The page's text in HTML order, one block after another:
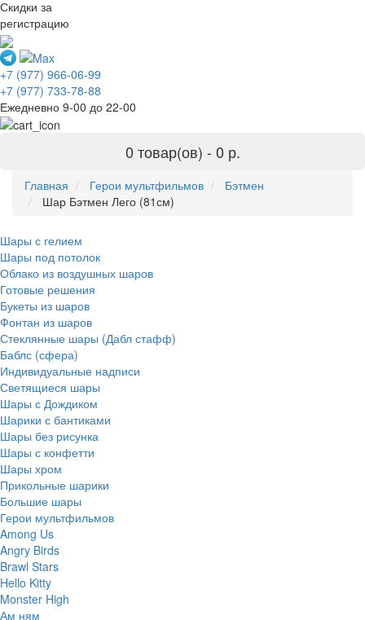
Скидки за
регистрацию
+7 (977) 966-06-99
+7 (977) 733-78-88
Ежедневно 9-00 до 22-00
0 товар(ов) - 0 р.
Главная Герои мультфильмов
Бэтмен
Шар Бэтмен Лего (81см)
Шары с гелием
Шары под потолок
Облако из воздушных шаров
Готовые решения
Букеты из шаров
Фонтан из шаров
Стеклянные шары (Дабл стафф)
Баблс (сфера)
Индивидуальные надписи
Светящиеся шары
Шары с Дождиком
Шарики с бантиками
Шары без рисунка
Шары с конфетти
Шары хром
Прикольные шарики
Большие шары
Герои мультфильмов
Among Us
Angry Birds
Brawl Stars
Hello Kitty
Monster High
Ам ням